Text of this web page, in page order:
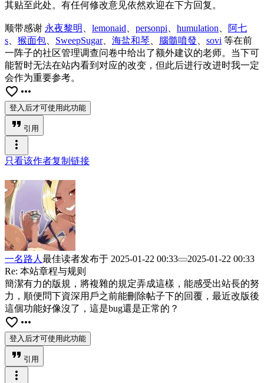
其贴至此处。有任何修改意见依然欢迎在下方回复。
顺带感谢 永夜黎明 lemonaid personpi humulation
阿七
s
猴面包 SweepSugar、 海盐和琴 腦髓噴發 sovi 等在前
一阵子的社区管理调查问卷中给出了额外建议的老师。当下可
能暂时无法在站内看到对应的改变，但此后进行改进时我一定
会作为重要参考。
favorite_border more_horiz
登入后才可使用此功能
format_quote 引用
more_vert
只看该作者复制链接
一名路人 最佳读者发布于 2025-01-22 00:33
2025-01-22 00:33
Re: 本站章程与规则
簡潔有力的版規，將複雜的規定弄成這樣，能感受出站長的努
力，順便問下資深用戶之前能刪除帖子下的回覆，最近改版後
這個功能好像沒了，這是bug還是正常的？
favorite_border more_horiz
登入后才可使用此功能
format_quote 引用
more_vert